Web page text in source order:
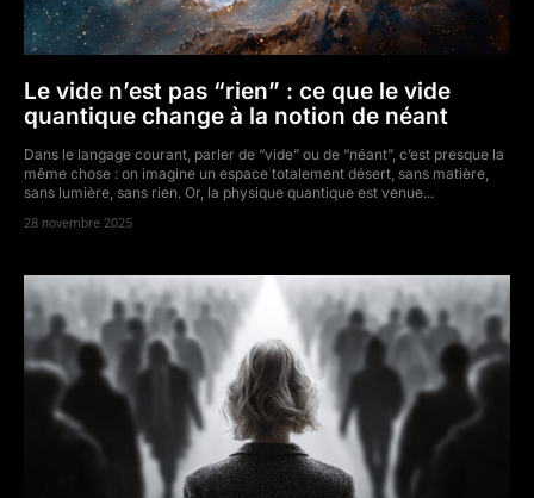
Le vide n’est pas “rien” : ce que le vide
quantique change à la notion de néant
Dans le langage courant, parler de “vide” ou de “néant”, c’est presque la
même chose : on imagine un espace totalement désert, sans matière,
sans lumière, sans rien. Or, la physique quantique est venue...
28 novembre 2025